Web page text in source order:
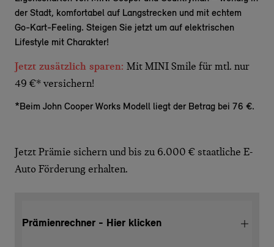
der Stadt, komfortabel auf Langstrecken und mit echtem
Go-Kart-Feeling. Steigen Sie jetzt um auf elektrischen
Lifestyle mit Charakter!
Jetzt zusätzlich sparen: Mit MINI Smile für mtl. nur
49 €* versichern!
*Beim John Cooper Works Modell liegt der Betrag bei 76 €.
Jetzt Prämie sichern und bis zu 6.000 € staatliche E-
Auto Förderung erhalten.
Prämienrechner - Hier klicken